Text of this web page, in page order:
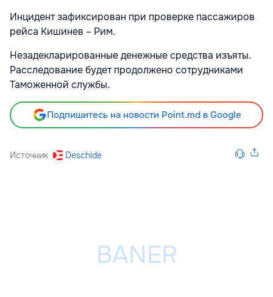
Инцидент зафиксирован при проверке пассажиров
рейса Кишинев – Рим.
Незадекларированные денежные средства изъяты.
Расследование будет продолжено сотрудниками
Таможенной службы.
Подпишитесь на новости Point.md в Google
Источник Deschide